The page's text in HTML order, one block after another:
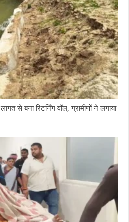
से बना रिटर्निंग वॉल, ग्रामीणों ने लगाया